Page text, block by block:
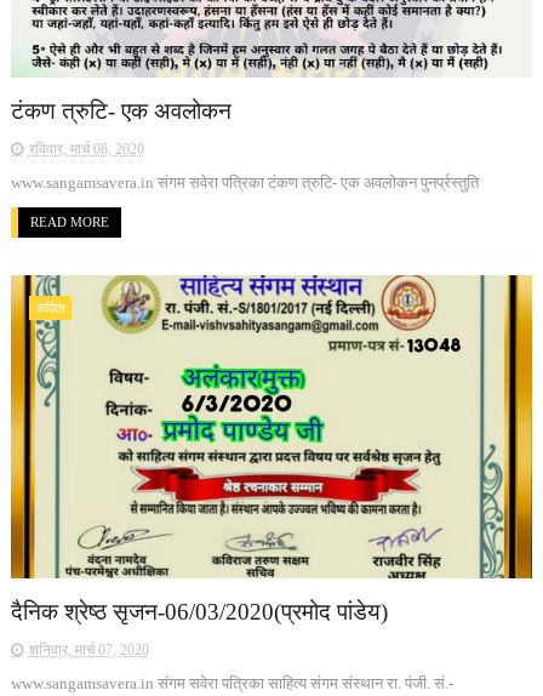
टंकण त्रुटि- एक अवलोकन
रविवार, मार्च 08, 2020
www.sangamsavera.in संगम सवेरा पत्रिका टंकण त्रुटि- एक अवलोकन पुनर्प्रस्तुति
READ MORE
कविता
दैनिक श्रेष्ठ सृजन-06/03/2020(प्रमोद पांडेय)
शनिवार, मार्च 07, 2020
www.sangamsavera.in संगम सवेरा पत्रिका साहित्य संगम संस्थान रा. पंजी. सं.-